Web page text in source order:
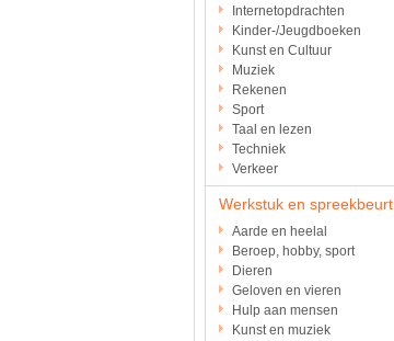
Internetopdrachten
Kinder-/Jeugdboeken
Kunst en Cultuur
Muziek
Rekenen
Sport
Taal en lezen
Techniek
Verkeer
Werkstuk en spreekbeurt
Aarde en heelal
Beroep, hobby, sport
Dieren
Geloven en vieren
Hulp aan mensen
Kunst en muziek